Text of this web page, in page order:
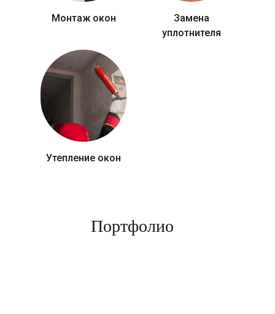
Монтаж окон
Замена
уплотнителя
Утепление окон
Портфолио